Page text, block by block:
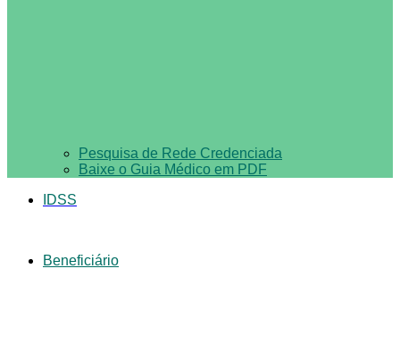
Pesquisa de Rede Credenciada
Baixe o Guia Médico em PDF
IDSS
Beneficiário